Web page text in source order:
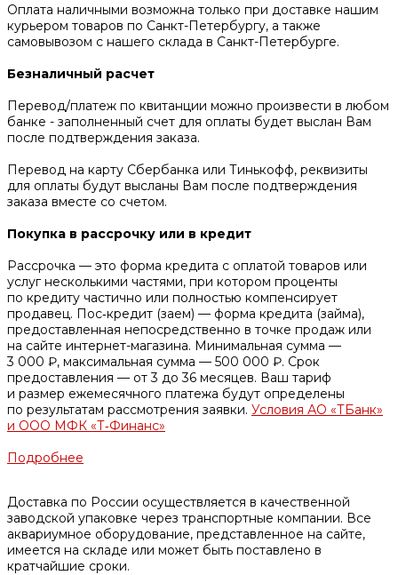
Оплата наличными возможна только при доставке нашим
курьером товаров по Санкт-Петербургу, а также
самовывозом с нашего склада в Санкт-Петербурге.
Безналичный расчет
Перевод/платеж по квитанции можно произвести в любом
банке - заполненный счет для оплаты будет выслан Вам
после подтверждения заказа.
Перевод на карту Сбербанка или Тинькофф, реквизиты
для оплаты будут высланы Вам после подтверждения
заказа вместе со счетом.
Покупка в рассрочку или в кредит
Рассрочка — это форма кредита с оплатой товаров или
услуг несколькими частями, при котором проценты
по кредиту частично или полностью компенсирует
продавец. Пос‑кредит (заем) — форма кредита (займа),
предоставленная непосредственно в точке продаж или
на сайте интернет-магазина. Минимальная сумма —
3 000 ₽, максимальная сумма — 500 000 ₽. Срок
предоставления — от 3 до 36 месяцев. Ваш тариф
и размер ежемесячного платежа будут определены
по результатам рассмотрения заявки. Условия АО «ТБанк»
и ООО МФК «Т‑Финанс»
Подробнее
Доставка по России осуществляется в качественной
заводской упаковке через транспортные компании. Все
аквариумное оборудование, представленное на сайте,
имеется на складе или может быть поставлено в
кратчайшие сроки.